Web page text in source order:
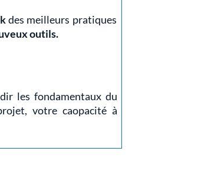
des meilleurs pratiques
outils.
les fondamentaux du
votre caopacité à